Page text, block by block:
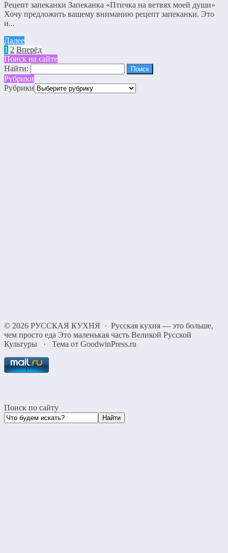
Рецепт запеканки Запеканка «Птичка на ветвях моей души»
Хочу предложить вашему вниманию рецепт запеканки. Это
и...
Далее
1 2 Вперёд
Поиск на сайте
Найти:
Рубрики
Рубрики
© 2026 РУССКАЯ КУХНЯ · Русская кухня — это больше,
чем просто еда Это маленькая часть Великой Русской
Культуры
· Тема от GoodwinPress.ru
Поиск по сайту